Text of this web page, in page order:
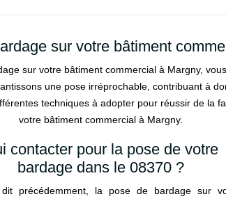
sur votre bâtiment
sur votre bâtiment commercial à Margny,
une pose irréprochable, contribuant à
techniques à adopter pour réussir de la
votre bâtiment commercial à Margny.
contacter pour la pose de votre
bardage dans le 08370 ?
dit précédemment, la pose de bardage sur